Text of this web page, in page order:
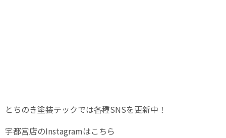
とちのき塗装テックでは各種SNSを更新中！
宇都宮店のInstagramはこちら